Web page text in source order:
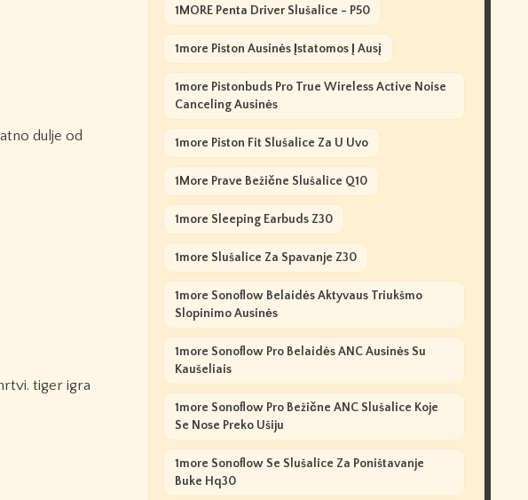
1MORE Penta Driver Slušalice - P50
1more Piston Ausinės Įstatomos Į Ausį
1more Pistonbuds Pro True Wireless Active Noise
Canceling Ausinės
1more Piston Fit Slušalice Za U Uvo
1More Prave Bežične Slušalice Q10
1more Sleeping Earbuds Z30
1more Slušalice Za Spavanje Z30
1more Sonoflow Belaidės Aktyvaus Triukšmo
Slopinimo Ausinės
1more Sonoflow Pro Belaidės ANC Ausinės Su
Kaušeliais
1more Sonoflow Pro Bežične ANC Slušalice Koje
Se Nose Preko Ušiju
1more Sonoflow Se Slušalice Za Poništavanje
Buke Hq30